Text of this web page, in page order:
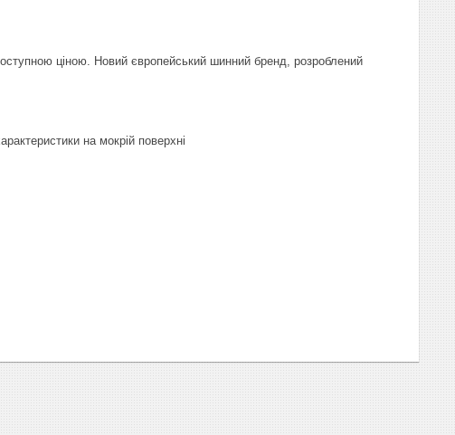
ціною. Новий європейський шинний бренд, розроблений
на мокрій поверхні